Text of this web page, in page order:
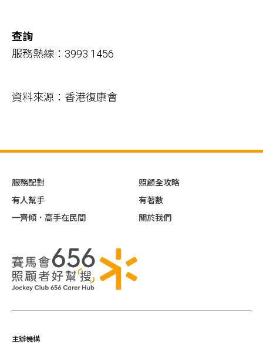
查詢
服務熱線：3993 1456
資料來源：香港復康會
主辦機構
服務配對
有人幫手
一齊傾．高手在民間
照顧全攻略
有著數
關於我們